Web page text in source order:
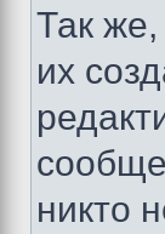
Так
их
никто